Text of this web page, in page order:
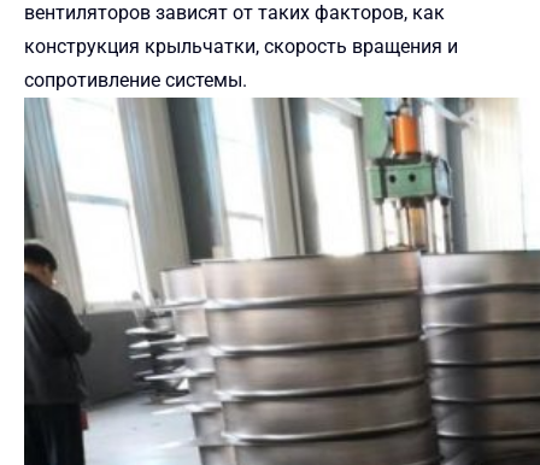
вентиляторов зависят от таких факторов, как
конструкция крыльчатки, скорость вращения и
сопротивление системы.